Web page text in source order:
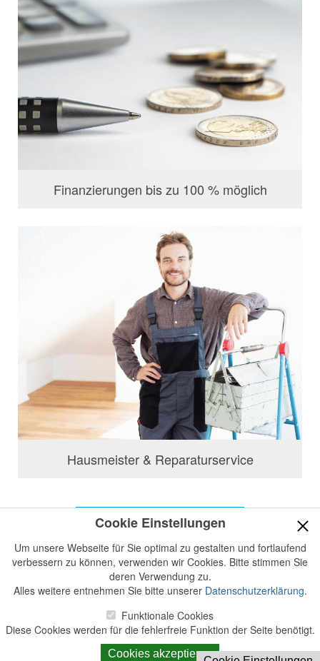
Finanzierungen bis zu 100 % möglich
Hausmeister & Reparaturservice
Jetzt Informationen anfordern
Impressum
Datenschutzerklärung
Login
Bildnachweise
Download QR Code
Cookie Einstellungen
Um unsere Webseite für Sie optimal zu gestalten und fortlaufend
verbessern zu können, verwenden wir Cookies. Bitte stimmen Sie
deren Verwendung zu.
Alles weitere entnehmen Sie bitte unserer Datenschutzerklärung.
Funktionale Cookies
Diese Cookies werden für die fehlerfreie Funktion der Seite benötigt.
Cookies akzeptieren